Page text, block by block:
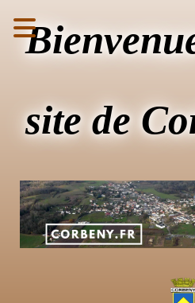
site de